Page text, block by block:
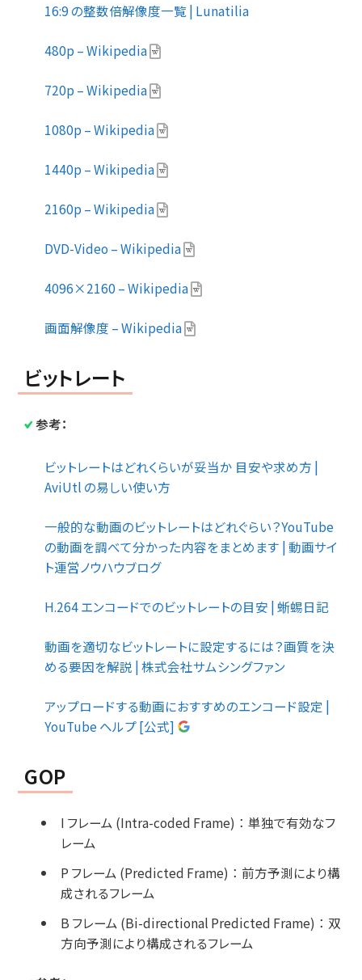
16:9 の整数倍解像度一覧 | Lunatilia
480p – Wikipedia
720p – Wikipedia
1080p – Wikipedia
1440p – Wikipedia
2160p – Wikipedia
DVD-Video – Wikipedia
4096×2160 – Wikipedia
画面解像度 – Wikipedia
ビットレート
参考：
ビットレートはどれくらいが妥当か 目安や求め方 |
AviUtl の易しい使い方
一般的な動画のビットレートはどれぐらい？YouTube
の動画を調べて分かった内容をまとめます | 動画サイ
ト運営ノウハウブログ
H.264 エンコードでのビットレートの目安 | 蜥蜴日記
動画を適切なビットレートに設定するには？画質を決
める要因を解説 | 株式会社サムシングファン
アップロードする動画におすすめのエンコード設定 |
YouTube ヘルプ [公式]
GOP
I フレーム (Intra-coded Frame) ： 単独で有効なフ
レーム
P フレーム (Predicted Frame) ： 前方予測により構
成されるフレーム
B フレーム (Bi-directional Predicted Frame) ： 双
方向予測により構成されるフレーム